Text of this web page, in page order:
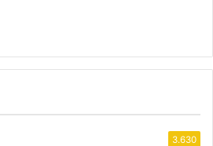
3.630